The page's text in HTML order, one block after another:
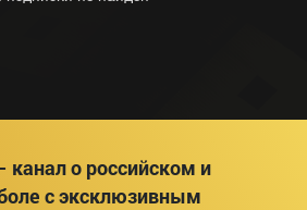
о российском и
с эксклюзивным